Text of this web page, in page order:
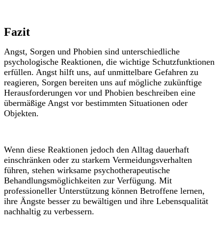
Fazit
Angst, Sorgen und Phobien sind unterschiedliche
psychologische Reaktionen, die wichtige Schutzfunktionen
erfüllen. Angst hilft uns, auf unmittelbare Gefahren zu
reagieren, Sorgen bereiten uns auf mögliche zukünftige
Herausforderungen vor und Phobien beschreiben eine
übermäßige Angst vor bestimmten Situationen oder
Objekten.
Wenn diese Reaktionen jedoch den Alltag dauerhaft
einschränken oder zu starkem Vermeidungsverhalten
führen, stehen wirksame psychotherapeutische
Behandlungsmöglichkeiten zur Verfügung. Mit
professioneller Unterstützung können Betroffene lernen,
ihre Ängste besser zu bewältigen und ihre Lebensqualität
nachhaltig zu verbessern.